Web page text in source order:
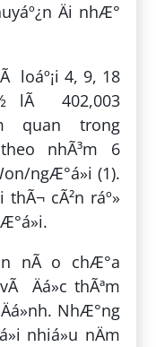
Äi nhÆ°
loáº¡i 4, 9, 18
lÃ 402,003
quan trong
nhÃ³m 6
ngÆ°á»i (1).
thÃ¬ cÃ²n ráº»
nÃ o chÆ°a
Äá»c thÃªm
NhÆ°ng
nhiá»u nÄm